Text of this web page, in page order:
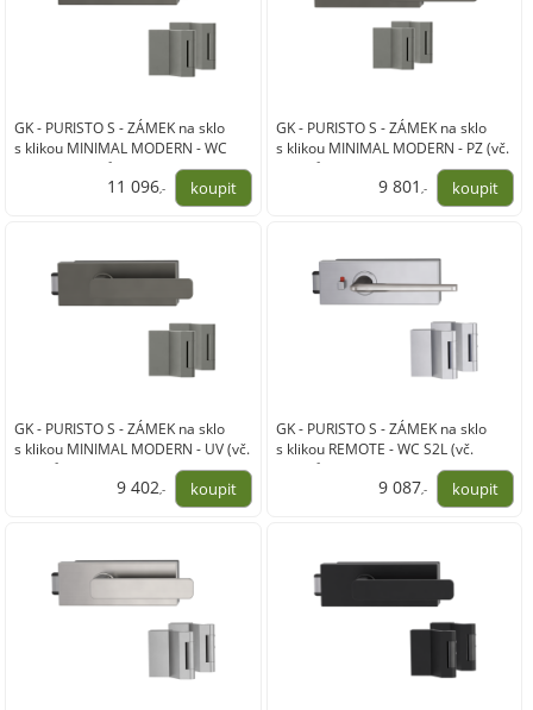
GK - PURISTO S - ZÁMEK na sklo
s klikou MINIMAL MODERN - WC
S2L (vč. závěsů)
11 096,-
GK - PURISTO S - ZÁMEK na sklo
s klikou MINIMAL MODERN - PZ (vč.
závěsů)
9 801 ,-
GK - PURISTO S - ZÁMEK na sklo
s klikou MINIMAL MODERN - UV (vč.
závěsů)
9 402,-
GK - PURISTO S - ZÁMEK na sklo
s klikou REMOTE - WC S2L (vč.
závěsů)
9 087,-